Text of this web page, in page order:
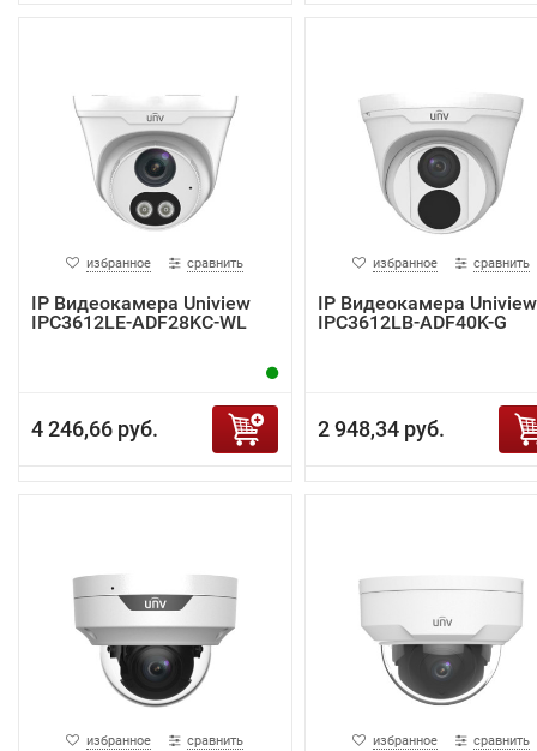
избранное сравнить
IP Видеокамера Uniview
IPC3612LE-ADF28KC-WL
4 246,66 руб.
избранное сравнить
IP Видеокамера Uniview
IPC3612LB-ADF40K-G
2 948,34 руб.
избранное сравнить избранное сравнить